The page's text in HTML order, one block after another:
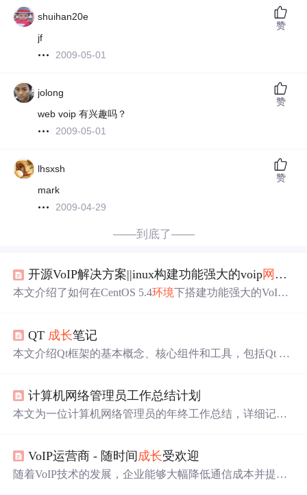
shuihan20e
jf
2009-05-01
赞
jolong
web voip 有兴趣吗？
2009-05-01
赞
lhsxsh
mark
2009-04-29
赞
——到底了——
开源VoIP解决方案||inux构建功能强大的voip网络电话
本文介绍了如何在CentOS 5.4环境下搭建功能强大的VoIP
效性。
QT 成长笔记
本文介绍Qt框架的基本概念、核心组件和工具，包括Qt Cr
计算机网络管理员工作总结计划
本文为一位计算机网络管理员的年终工作总结，详细记录
况。同时，也提出了工作中存在的不足之处及改进计划。
VoIP运营商 - 随时间成长受欢迎
随着VoIP技术的发展，企业能够大幅降低通信成本并提高